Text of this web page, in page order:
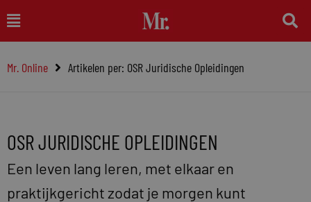
naar
inhoud
Main
Menu
Mr. Online Artikelen per: OSR Juridische Opleidingen
OSR JURIDISCHE OPLEIDINGEN
Een leven lang leren, met elkaar en
praktijkgericht zodat je morgen kunt